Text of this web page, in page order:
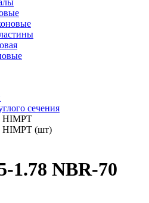
сечения
HIMPT
HIMPT (шт)
1.78 NBR-70